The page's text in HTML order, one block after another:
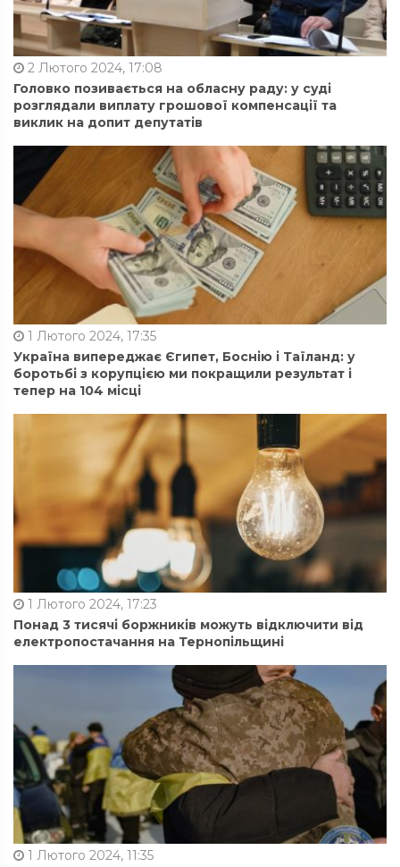
2 Лютого 2024, 17:08
Головко позивається на обласну раду: у суді
розглядали виплату грошової компенсації та
виклик на допит депутатів
1 Лютого 2024, 17:35
Україна випереджає Єгипет, Боснію і Таїланд: у
боротьбі з корупцією ми покращили результат і
тепер на 104 місці
1 Лютого 2024, 17:23
Понад 3 тисячі боржників можуть відключити від
електропостачання на Тернопільщині
1 Лютого 2024, 11:35